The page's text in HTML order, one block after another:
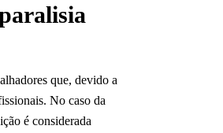
que, devido a
No caso da
é considerada